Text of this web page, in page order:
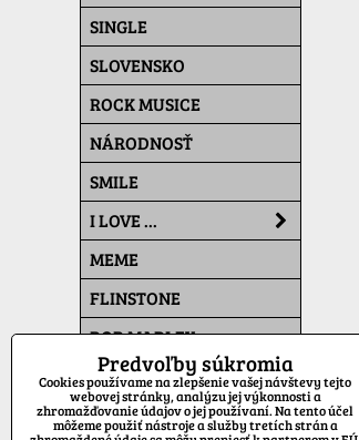
SINGLE
SLOVENSKO
ROCK MUSICE
NÁRODNOSŤ
SMILE
I LOVE ...
MEME
FLINSTONE
BOB MARLEY
THE SIMPSONS
PAT A MAT
Predvoľby súkromia
Cookies používame na zlepšenie vašej návštevy tejto
webovej stránky, analýzu jej výkonnosti a
zhromažďovanie údajov o jej používaní. Na tento účel
môžeme použiť nástroje a služby tretích strán a